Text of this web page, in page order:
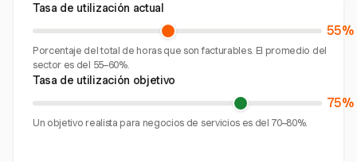
Tasa de utilización actual
55%
Porcentaje del total de horas que son facturables. El promedio del
sector es del 55–60%.
Tasa de utilización objetivo
75%
Un objetivo realista para negocios de servicios es del 70–80%.